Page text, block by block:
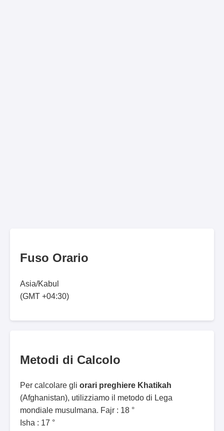
Fuso Orario
Asia/Kabul
(GMT +04:30)
Metodi di Calcolo
Per calcolare gli orari preghiere Khatikah
(Afghanistan), utilizziamo il metodo di Lega
mondiale musulmana. Fajr : 18 °
Isha : 17 °